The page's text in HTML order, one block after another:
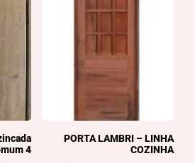
4
PORTA LAMBRI – LINHA
COZINHA